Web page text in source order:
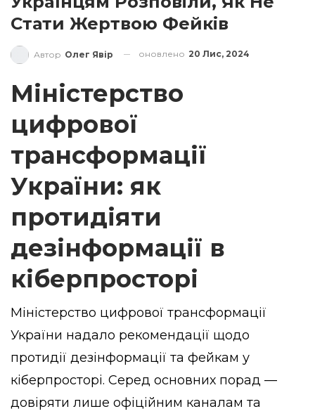
Стати Жертвою Фейків
Автор Олег Явір оновлено 20 Лис, 2024
Міністерство
цифрової
трансформації
України: як
протидіяти
дезінформації в
кіберпросторі
Міністерство цифрової трансформації
України надало рекомендації щодо
протидії дезінформації та фейкам у
кіберпросторі. Серед основних порад —
довіряти лише офіційним каналам та